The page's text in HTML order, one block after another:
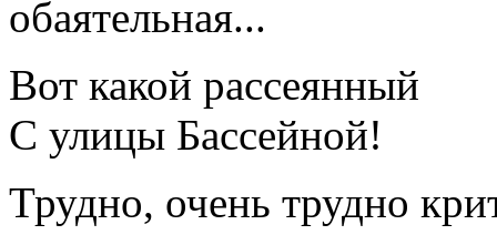
обаятельная...
Вот какой рассеянный
С улицы Бассейной!
Трудно, очень трудно